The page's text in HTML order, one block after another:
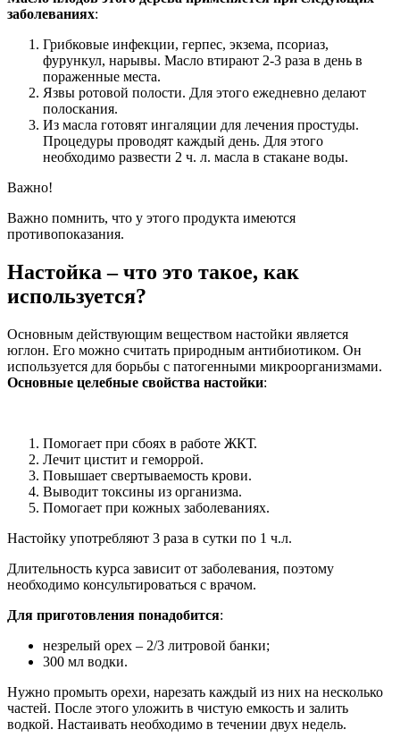
заболеваниях:
Грибковые инфекции, герпес, экзема, псориаз,
фурункул, нарывы. Масло втирают 2-3 раза в день в
пораженные места.
Язвы ротовой полости. Для этого ежедневно делают
полоскания.
Из масла готовят ингаляции для лечения простуды.
Процедуры проводят каждый день. Для этого
необходимо развести 2 ч. л. масла в стакане воды.
Важно!
Важно помнить, что у этого продукта имеются
противопоказания.
Настойка – что это такое, как
используется?
Основным действующим веществом настойки является
юглон. Его можно считать природным антибиотиком. Он
используется для борьбы с патогенными микроорганизмами.
Основные целебные свойства настойки:
Помогает при сбоях в работе ЖКТ.
Лечит цистит и геморрой.
Повышает свертываемость крови.
Выводит токсины из организма.
Помогает при кожных заболеваниях.
Настойку употребляют 3 раза в сутки по 1 ч.л.
Длительность курса зависит от заболевания, поэтому
необходимо консультироваться с врачом.
Для приготовления понадобится:
незрелый орех – 2/3 литровой банки;
300 мл водки.
Нужно промыть орехи, нарезать каждый из них на несколько
частей. После этого уложить в чистую емкость и залить
водкой. Настаивать необходимо в течении двух недель.